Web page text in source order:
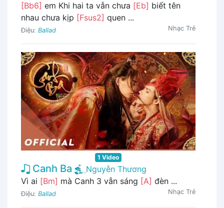
[Bb6] em Khi hai ta vẫn chưa [Eb] biết tên
nhau chưa kịp [Fsus2] quen ...
Điệu: Ballad Nhạc Trẻ
1 Video
Canh Ba
Nguyễn Thương
Vì ai [Bm] mà Canh 3 vẫn sáng [A] đèn ...
Điệu: Ballad Nhạc Trẻ